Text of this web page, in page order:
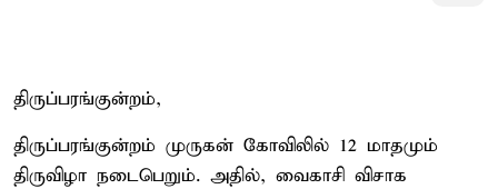
திருப்பரங்குன்றம்,
திருப்பரங்குன்றம் முருகன் கோவிலில் 12 மாதமும்
திருவிழா நடைபெறும். அதில், வைகாசி விசாக